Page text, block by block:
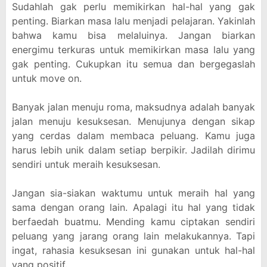
Sudahlah gak perlu memikirkan hal-hal yang gak
penting. Biarkan masa lalu menjadi pelajaran. Yakinlah
bahwa kamu bisa melaluinya. Jangan biarkan
energimu terkuras untuk memikirkan masa lalu yang
gak penting. Cukupkan itu semua dan bergegaslah
untuk move on.
Banyak jalan menuju roma, maksudnya adalah banyak
jalan menuju kesuksesan. Menujunya dengan sikap
yang cerdas dalam membaca peluang. Kamu juga
harus lebih unik dalam setiap berpikir. Jadilah dirimu
sendiri untuk meraih kesuksesan.
Jangan sia-siakan waktumu untuk meraih hal yang
sama dengan orang lain. Apalagi itu hal yang tidak
berfaedah buatmu. Mending kamu ciptakan sendiri
peluang yang jarang orang lain melakukannya. Tapi
ingat, rahasia kesuksesan ini gunakan untuk hal-hal
yang positif.